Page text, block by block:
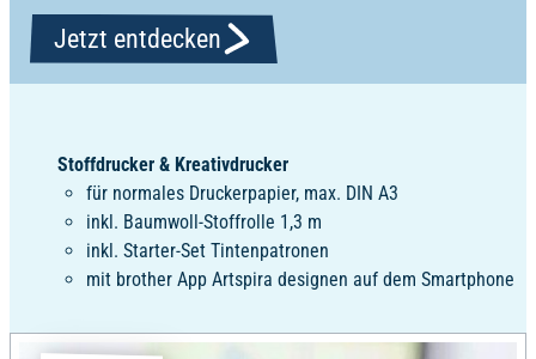
Jetzt entdecken
Stoffdrucker & Kreativdrucker
für normales Druckerpapier, max. DIN A3
inkl. Baumwoll-Stoffrolle 1,3 m
inkl. Starter-Set Tintenpatronen
mit brother App Artspira designen auf dem Smartphone